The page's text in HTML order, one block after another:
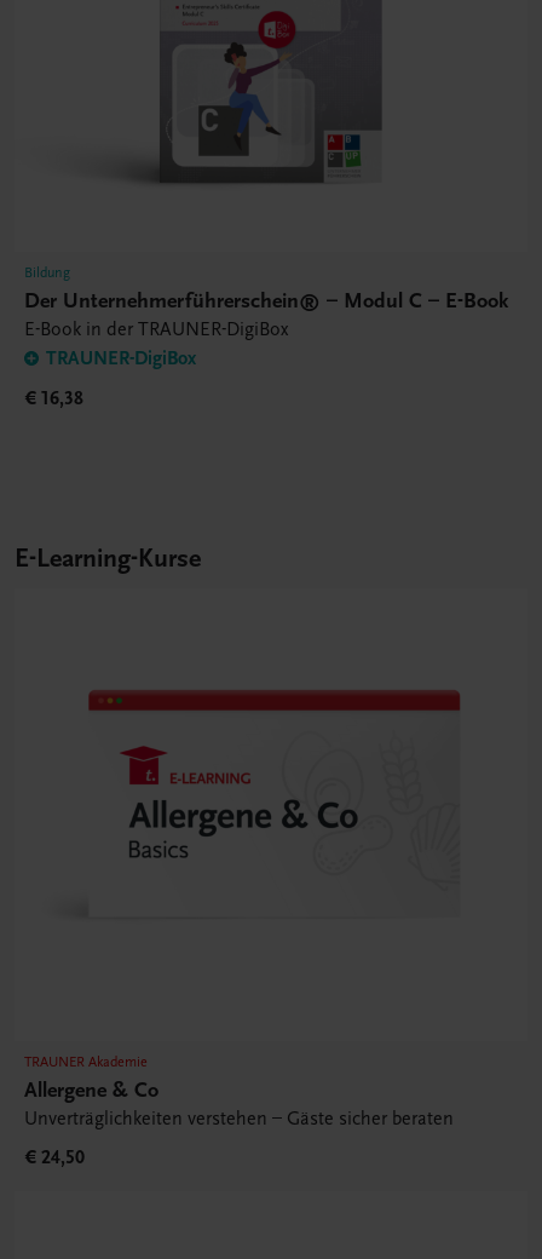
Bildung
Der Unternehmerführerschein® – Modul C – E-Book
E-Book in der TRAUNER-DigiBox
TRAUNER-DigiBox
€ 16,38
E-Learning-Kurse
TRAUNER Akademie
Allergene & Co
Unverträglichkeiten verstehen – Gäste sicher beraten
€ 24,50